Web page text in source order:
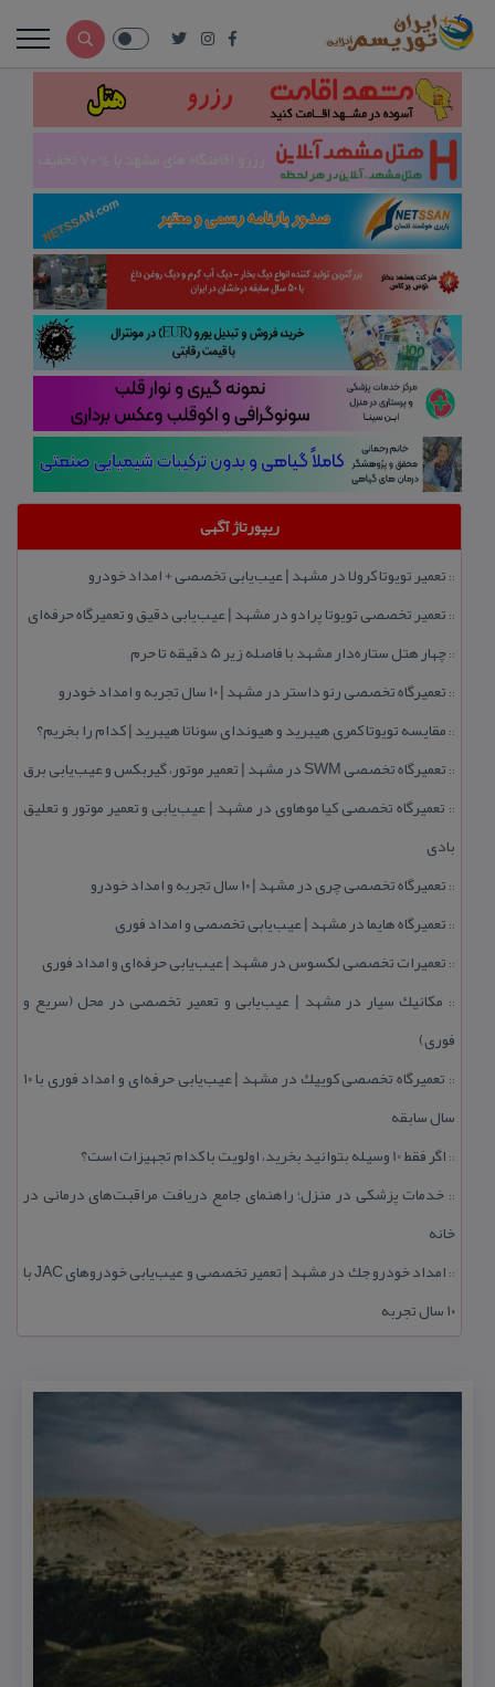
ریپورتاژ آگهی
:: تعمیر تویوتا كرولا در مشهد | عیب‌یابی تخصصی + امداد خودرو
:: تعمیر تخصصی تویوتا پرادو در مشهد | عیب‌یابی دقیق و تعمیرگاه حرفه‌ای
::چهار هتل‌ ستاره‌دار مشهد با فاصله زیر 5 دقیقه تا حرم
:: تعمیرگاه تخصصی رنو داستر در مشهد | ۱۰ سال تجربه و امداد خودرو
:: مقایسه تویوتا كمری هیبرید و هیوندای سوناتا هیبرید | كدام را بخریم؟
:: تعمیرگاه تخصصی SWM در مشهد | تعمیر موتور، گیربكس و عیب‌یابی برق
:: تعمیرگاه تخصصی كیا موهاوی در مشهد | عیب‌یابی و تعمیر موتور و تعلیق
بادی
:: تعمیرگاه تخصصی چری در مشهد | ۱۰ سال تجربه و امداد خودرو
:: تعمیرگاه هایما در مشهد | عیب‌یابی تخصصی و امداد فوری
:: تعمیرات تخصصی لكسوس در مشهد | عیب‌یابی حرفه‌ای و امداد فوری
:: مكانیك سیار در مشهد | عیب‌یابی و تعمیر تخصصی در محل (سریع و
فوری)
::
تعمیرگاه تخصصی كوییك در مشهد | عیب‌یابی حرفه‌ای و امداد فوری با ۱۰
سال سابقه
:: اگر فقط 10 وسیله بتوانید بخرید، اولویت با كدام تجهیزات است؟
:: خدمات پزشكی در منزل؛ راهنمای جامع دریافت مراقبت‌های درمانی در
خانه
::
امداد خودرو جك در مشهد | تعمیر تخصصی و عیب‌یابی خودروهای JAC با
۱۰ سال تجربه